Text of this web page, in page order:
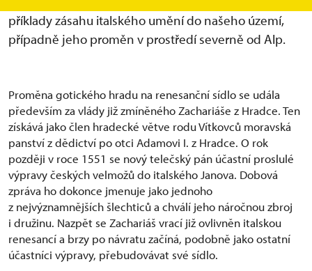
příklady zásahu italského umění do našeho území,
případně jeho proměn v prostředí severně od Alp.
Proměna gotického hradu na renesanční sídlo se udála
především za vlády již zmíněného Zachariáše z Hradce. Ten
získává jako člen hradecké větve rodu Vítkovců moravská
panství z dědictví po otci Adamovi I. z Hradce. O rok
později v roce 1551 se nový telečský pán účastní proslulé
výpravy českých velmožů do italského Janova. Dobová
zpráva ho dokonce jmenuje jako jednoho
z nejvýznamnějších šlechticů a chválí jeho náročnou zbroj
i družinu. Nazpět se Zachariáš vrací již ovlivněn italskou
renesancí a brzy po návratu začíná, podobně jako ostatní
účastníci výpravy, přebudovávat své sídlo.